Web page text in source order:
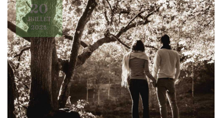
20
JUILLET
2025